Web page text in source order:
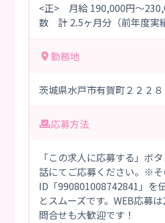
<正> 月給 190,000円～
数 計 2.5ヶ月分（前年度実
勤務地
茨城県水戸市有賀町２２２８
応募方法
「この求人に応募する」ボ
話にてご応募ください。※
ID「990801008742841」を
とスムーズです。WEB応募
問合せも大歓迎です！